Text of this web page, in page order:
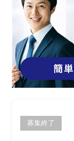
募集終了